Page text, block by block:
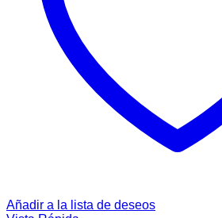
Añadir a la lista de deseos